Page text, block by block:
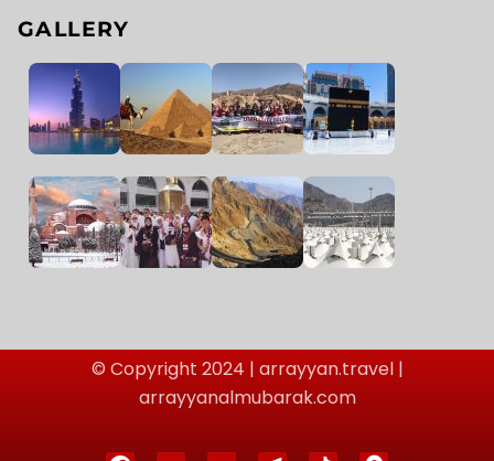
GALLERY
© Copyright 2024 | arrayyan.travel |
arrayyanalmubarak.com